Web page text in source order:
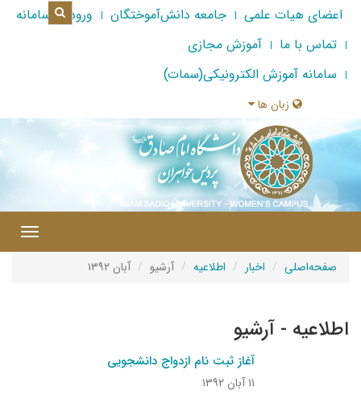
اعضای هیات علمی جامعه دانش‌آموختگان
ورود به سامانه
تماس با ما
آموزش مجازی
سامانه آموزش الکترونیکی(سمات)
زبان ها
صفحه‌اصلی اخبار اطلاعیه آرشیو آبان ۱۳۹۲
اطلاعیه - آرشیو
آغاز ثبت نام ازدواج دانشجویی
۱۱ آبان ۱۳۹۲